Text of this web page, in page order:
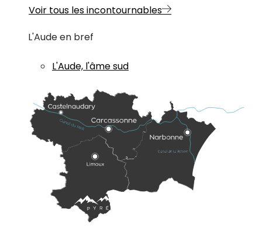
Voir tous les incontournables
L'Aude en bref
L'Aude, l'âme sud